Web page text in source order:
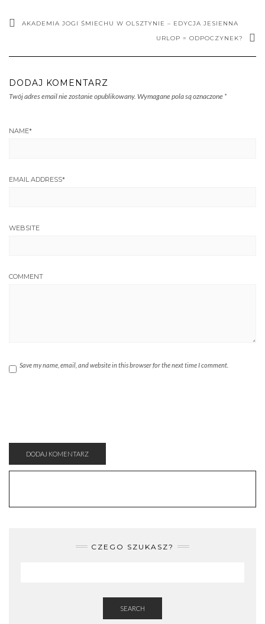
AKADEMIA JOGI ŚMIECHU W OLSZTYNIE – EDYCJA JESIENNA
URLOP = ODPOCZYNEK?
DODAJ KOMENTARZ
Twój adres email nie zostanie opublikowany. Wymagane pola są oznaczone *
NAME*
EMAIL ADDRESS*
WEBSITE
COMMENT
Save my name, email, and website in this browser for the next time I comment.
CZEGO SZUKASZ?
SEARCH